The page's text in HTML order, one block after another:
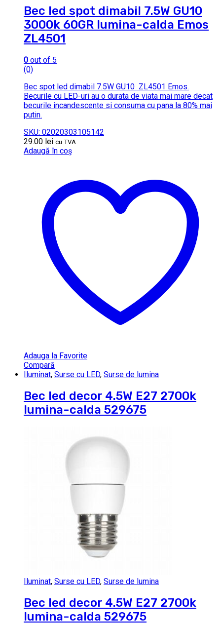
Bec led spot dimabil 7.5W GU10
3000k 60GR lumina-calda Emos
ZL4501
0 out of 5
(0)
Bec spot led dimabil 7.5W GU10 ZL4501 Emos.
Becurile cu LED-uri au o durata de viata mai mare decat
becurile incandescente si consuma cu pana la 80% mai
putin.
SKU: 02020303105142
29.00 lei cu TVA
Adaugă în coș
Adauga la Favorite
Compară
Iluminat, Surse cu LED, Surse de lumina
Bec led decor 4.5W E27 2700k
lumina-calda 529675
Iluminat, Surse cu LED, Surse de lumina
Bec led decor 4.5W E27 2700k
lumina-calda 529675